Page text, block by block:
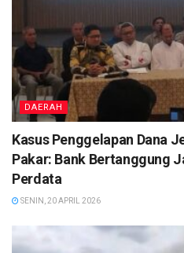
DAERAH
Kasus Penggelapan Dana
Pakar: Bank Bertanggung
Perdata
SENIN, 20 APRIL 2026